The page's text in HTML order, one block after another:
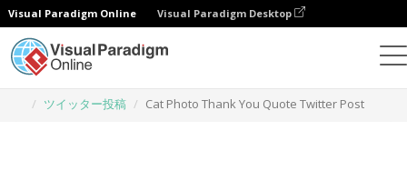
Visual Paradigm Online Visual Paradigm Desktop
ツイッター投稿
Cat Photo Thank You Quote Twitter Post